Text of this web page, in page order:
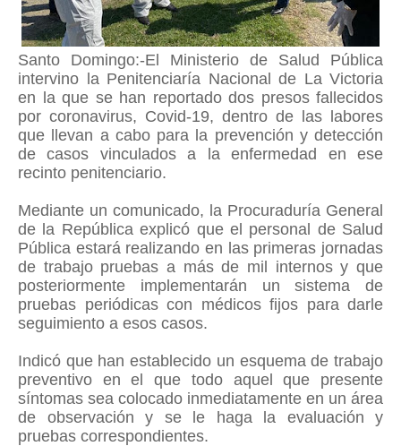
Santo Domingo:-El Ministerio de Salud Pública
intervino la Penitenciaría Nacional de La Victoria
en la que se han reportado dos presos fallecidos
por coronavirus, Covid-19, dentro de las labores
que llevan a cabo para la prevención y detección
de casos vinculados a la enfermedad en ese
recinto penitenciario.
Mediante un comunicado, la Procuraduría General
de la República explicó que el personal de Salud
Pública estará realizando en las primeras jornadas
de trabajo pruebas a más de mil internos y que
posteriormente implementarán un sistema de
pruebas periódicas con médicos fijos para darle
seguimiento a esos casos.
Indicó que han establecido un esquema de trabajo
preventivo en el que todo aquel que presente
síntomas sea colocado inmediatamente en un área
de observación y se le haga la evaluación y
pruebas correspondientes.